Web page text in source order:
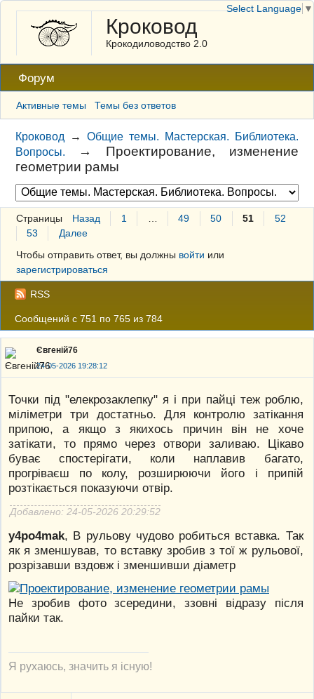
Кроковод
Крокодиловодство 2.0
Форум
Активные темы Темы без ответов
Кроковод →Общие темы. Мастерская. Библиотека.
Вопросы.
→ Проектирование, изменение
геометрии рамы
Страницы Назад 1 49 50 51
52
53
Далее
Чтобы отправить ответ, вы должны войти или
зарегистрироваться
RSS
Сообщений с 751 по 765 из 784
Євгеній76
24-05-2026 19:28:12
Точки під "елекрозаклепку" я і при пайці теж роблю,
міліметри три достатньо. Для контролю затікання
припою, а якщо з якихось причин він не хоче
затікати, то прямо через отвори заливаю. Цікаво
буває спостерігати, коли наплавив багато,
прогріваєш по колу, розширюючи його і припій
розтікається показуючи отвір.
Добавлено: 24-05-2026 20:29:52
y4po4mak, В рульову чудово робиться вставка. Так
як я зменшував, то вставку зробив з тої ж рульової,
розрізавши вздовж і зменшивши діаметр
Не зробив фото зсередини, ззовні відразу після
пайки так.
Я рухаюсь, значить я існую!
Select Language ▼